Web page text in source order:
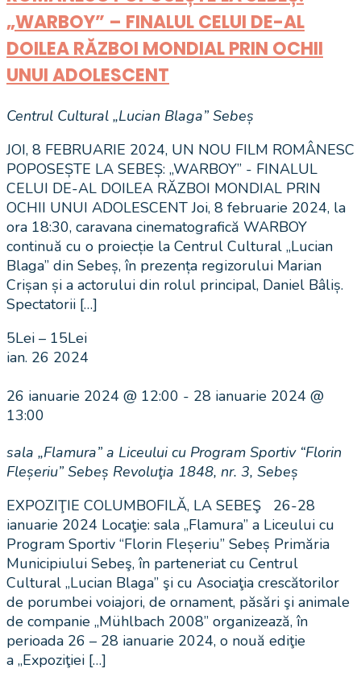
„WARBOY” – FINALUL CELUI DE-AL
DOILEA RĂZBOI MONDIAL PRIN OCHII
UNUI ADOLESCENT
Centrul Cultural „Lucian Blaga” Sebeș
JOI, 8 FEBRUARIE 2024, UN NOU FILM ROMÂNESC
POPOSEȘTE LA SEBEȘ: „WARBOY” - FINALUL
CELUI DE-AL DOILEA RĂZBOI MONDIAL PRIN
OCHII UNUI ADOLESCENT Joi, 8 februarie 2024, la
ora 18:30, caravana cinematografică WARBOY
continuă cu o proiecție la Centrul Cultural „Lucian
Blaga” din Sebeș, în prezența regizorului Marian
Crișan și a actorului din rolul principal, Daniel Bâliș.
Spectatorii […]
5Lei – 15Lei
ian. 26 2024
26 ianuarie 2024 @ 12:00 - 28 ianuarie 2024 @
13:00
sala „Flamura” a Liceului cu Program Sportiv “Florin
Fleșeriu” Sebeș Revoluţia 1848, nr. 3, Sebeș
EXPOZIŢIE COLUMBOFILĂ, LA SEBEŞ 26-28
ianuarie 2024 Locaţie: sala „Flamura” a Liceului cu
Program Sportiv “Florin Fleșeriu” Sebeș Primăria
Municipiului Sebeş, în parteneriat cu Centrul
Cultural „Lucian Blaga” şi cu Asociaţia crescătorilor
de porumbei voiajori, de ornament, păsări şi animale
de companie „Mühlbach 2008” organizează, în
perioada 26 – 28 ianuarie 2024, o nouă ediţie
a „Expoziţiei […]